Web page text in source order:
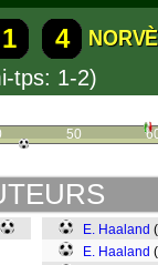
1 4
tps: 1-2)
50
E. Haaland
E. Haaland